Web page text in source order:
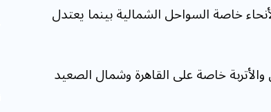
خاصة السواحل الشمالية بينما يعتدل
خاصة على القاهرة وشمال الصعيد